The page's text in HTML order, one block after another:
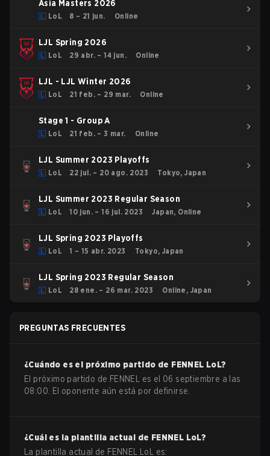
Asia Masters 2026
LoL 8 – 21 jun. Online
LJL Spring 2026
LoL 29 abr. – 14 jun. Online
LJL - LJL Winter 2026
LoL 21 feb. – 29 mar. Online
Stage 1 - Group A
LoL 21 feb. – 3 mar. Online
LJL Summer 2023 Playoffs
LoL 22 jul. – 20 ago. 2023 Tokyo, Japan
LJL Summer 2023 Regular Season
LoL 10 jun. – 16 jul. 2023 Japan, Online
LJL Spring 2023 Playoffs
LoL 1 – 15 abr. 2023 Tokyo, Japan
LJL Spring 2023 Regular Season
LoL 28 ene. – 26 mar. 2023 Online, Japan
PREGUNTAS FRECUENTES
¿Cuándo es el próximo partido de FENNEL LoL?
El próximo partido de FENNEL es el 06 septiembre a las
08:00. El oponente aún está por definirse.
¿Cuál es la plantilla actual de FENNEL LoL?
La plantilla actual de FENNEL LoL es: